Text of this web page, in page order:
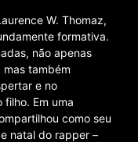
W. Thomaz,
formativa.
não apenas
também
e no
Em uma
como seu
natal do rapper –